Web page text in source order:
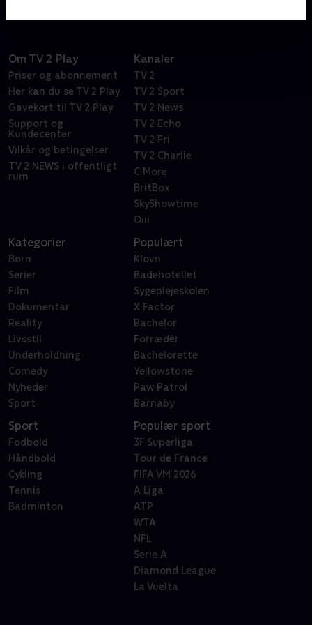
Om TV 2 Play
Priser og abonnement
Her kan du se TV 2 Play
Gavekort til TV 2 Play
Support og
Kundecenter
Vilkår og betingelser
TV 2 NEWS i offentligt
rum
Kanaler
TV 2
TV 2 Sport
TV 2 News
TV 2 Echo
TV 2 Fri
TV 2 Charlie
C More
BritBox
SkyShowtime
Oiii
Kategorier
Børn
Serier
Film
Dokumentar
Reality
Livsstil
Underholdning
Comedy
Nyheder
Sport
Populært
Klovn
Badehotellet
Sygeplejeskolen
X Factor
Bachelor
Forræder
Bachelorette
Yellowstone
Paw Patrol
Barnaby
Sport
Fodbold
Håndbold
Cykling
Tennis
Badminton
Populær sport
3F Superliga
Tour de France
FIFA VM 2026
A Liga
ATP
WTA
NFL
Serie A
Diamond League
La Vuelta